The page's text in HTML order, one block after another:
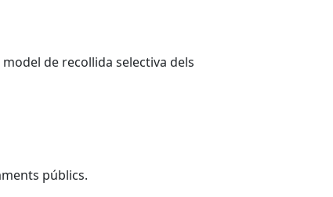
de recollida selectiva dels
públics.